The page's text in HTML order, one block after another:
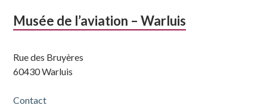
Musée de l’aviation – Warluis
Rue des Bruyères
60430 Warluis
Contact